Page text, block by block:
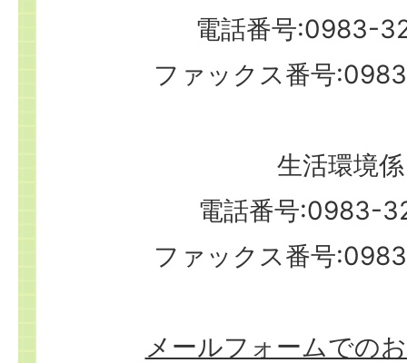
電話番号:0983-
ファックス番号
生活環境係
電話番号:0983-
ファックス番号
メールフォームでの